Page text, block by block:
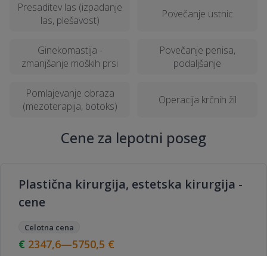
Presaditev las (izpadanje
las, plešavost)
Povečanje ustnic
Ginekomastija -
zmanjšanje moških prsi
Povečanje penisa,
podaljšanje
Pomlajevanje obraza
(mezoterapija, botoks)
Operacija krčnih žil
Cene za lepotni poseg
Plastična kirurgija, estetska kirurgija -
cene
Celotna cena
2347,6—5750,5 €